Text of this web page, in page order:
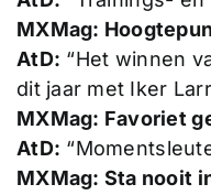
MXMag:
AtD: “Het winnen
dit jaar met Iker
MXMag: Favoriet
AtD:
MXMag: Sta nooit